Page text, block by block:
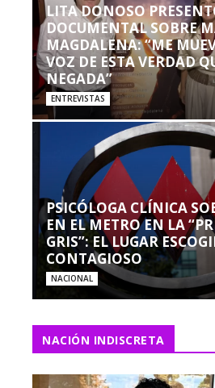
LITA DONOSO
DOCUMENTAL SOBRE
MAGDALENA: “ME
VOZ DE ESTA VERDAD
NEGADA”
ENTREVISTAS
PSICÓLOGA CLÍNICA
EN EL METRO EN LA
GRIS”: EL LUGAR
CONTAGIOSO
NACIONAL
NACIÓN INDISCRETA